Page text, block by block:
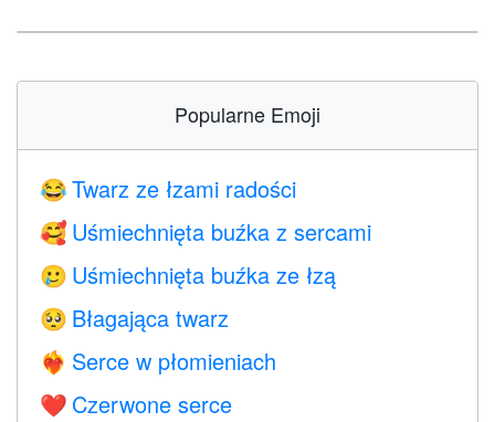
Popularne Emoji
😂 Twarz ze łzami radości
🥰 Uśmiechnięta buźka z sercami
🥲 Uśmiechnięta buźka ze łzą
🥺 Błagająca twarz
❤️‍🔥 Serce w płomieniach
❤️ Czerwone serce